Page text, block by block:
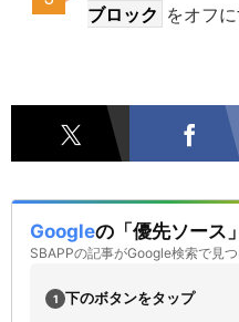
ブロック をオフ
Googleの「優先ソース
SBAPPの記事がGoogle検索で見
1 下のボタンをタップ